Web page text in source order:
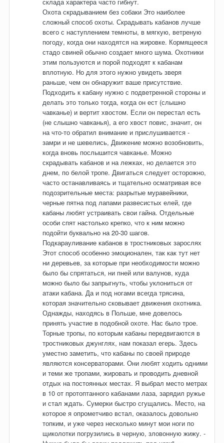
Охота скрадыванием без собаки Это наиболее
сложный способ охоты. Скрадывать кабанов лучше
всего с наступлением темноты, в мягкую, ветреную
погоду, когда они находятся на жировке. Кормящееся
стадо свиней обычно создает много шума. Охотники
этим пользуются и порой подходят к кабанам
вплотную. Но для этого нужно увидеть зверя
раньше, чем он обнаружит ваше присутствие.
Подходить к кабану нужно с подветренной стороны и
делать это только тогда, когда он ест (слышно
чавканье) и вертит хвостом. Если он перестал есть
(не слышно чавканья), а его хвост повис, значит, он
на что-то обратил внимание и прислушивается -
замри и не шевелись, Движение можно возобновить,
когда вновь послышится чавканье. Можно
скрадывать кабанов и на лежках, но делается это
днем, по белой тропе. Двигаться следует осторожно,
часто останавливаясь и тщательно осматривая все
подозрительные места: разрытые муравейники,
черные пятна под лапами развесистых елей, где
кабаны любят устраивать свои гайна. Отдельные
особи спят настолько крепко, что к ним можно
подойти буквально на 20-30 шагов.
Подкарауливание кабанов в тростниковых зарослях
Этот способ особенно эмоционален, так как тут нет
ни деревьев, за которые при необходимости можно
было бы спрятаться, ни пней или валунов, куда
можно было бы запрыгнуть, чтобы уклониться от
атаки кабана. Да и под ногами всегда трясина,
которая значительно сковывает движения охотника.
Однажды, находясь в Польше, мне довелось
принять участие в подобной охоте. Нас было трое.
Торные тропы, по которым кабаны передвигаются в
тростниковых джунглях, нам показал егерь. Здесь
уместно заметить, что кабаны по своей природе
являются консерваторами. Они любят ходить одними
и теми же тропами, жировать и проводить дневной
отдых на постоянных местах. Я выбрал место метрах
в 10 от протоптанного кабанами лаза, зарядил ружье
и стал ждать. Сумерки быстро сгущались. Место, на
которое я опрометчиво встал, оказалось довольно
топким, и уже через несколько минут мои ноги по
щиколотки погрузились в черную, зловонную жижу. -